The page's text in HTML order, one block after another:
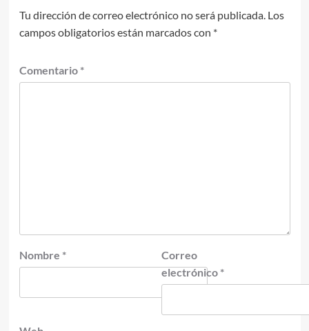
Tu dirección de correo electrónico no será publicada. Los
campos obligatorios están marcados con *
Comentario *
Nombre *
Correo
electrónico *